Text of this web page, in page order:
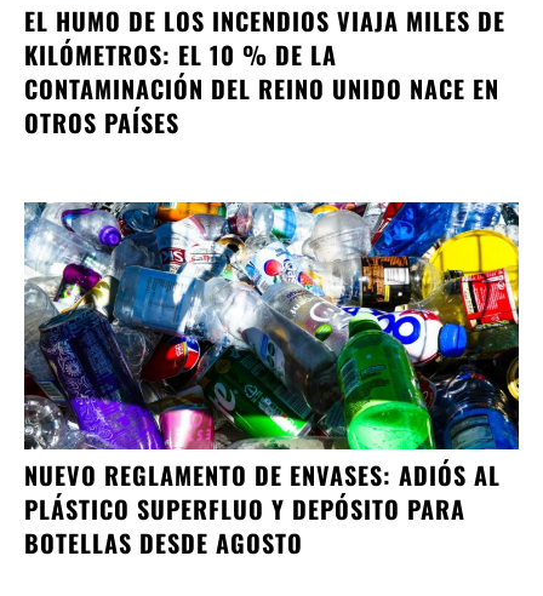
EL HUMO DE LOS INCENDIOS VIAJA MILES DE
KILÓMETROS: EL 10 % DE LA
CONTAMINACIÓN DEL REINO UNIDO NACE EN
OTROS PAÍSES
NUEVO REGLAMENTO DE ENVASES: ADIÓS AL
PLÁSTICO SUPERFLUO Y DEPÓSITO PARA
BOTELLAS DESDE AGOSTO